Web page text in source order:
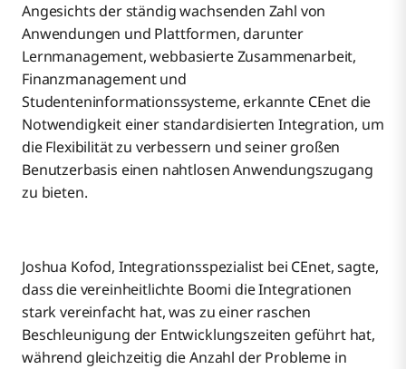
Angesichts der ständig wachsenden Zahl von
Anwendungen und Plattformen, darunter
Lernmanagement, webbasierte Zusammenarbeit,
Finanzmanagement und
Studenteninformationssysteme, erkannte CEnet die
Notwendigkeit einer standardisierten Integration, um
die Flexibilität zu verbessern und seiner großen
Benutzerbasis einen nahtlosen Anwendungszugang
zu bieten.
Joshua Kofod, Integrationsspezialist bei CEnet, sagte,
dass die vereinheitlichte Boomi die Integrationen
stark vereinfacht hat, was zu einer raschen
Beschleunigung der Entwicklungszeiten geführt hat,
während gleichzeitig die Anzahl der Probleme in